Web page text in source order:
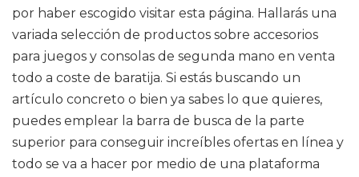
por haber escogido visitar esta página. Hallarás una
variada selección de productos sobre accesorios
para juegos y consolas de segunda mano en venta
todo a coste de baratija. Si estás buscando un
artículo concreto o bien ya sabes lo que quieres,
puedes emplear la barra de busca de la parte
superior para conseguir increíbles ofertas en línea y
todo se va a hacer por medio de una plataforma